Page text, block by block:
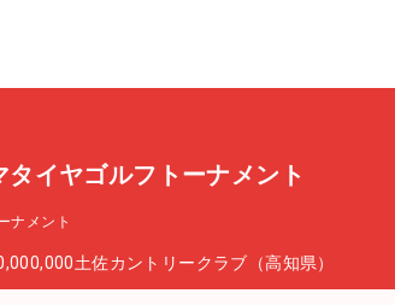
イヤゴルフトーナメント
ナメント
土佐カントリークラブ（高知県）